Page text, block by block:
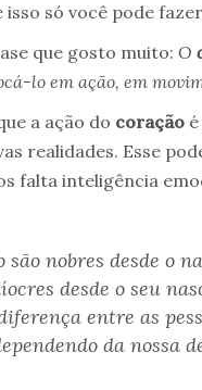
isso só você pode
que gosto muito: O
lo em ação, em
a ação do coração
realidades. Esse
falta inteligência
são nobres desde o
desde o seu
entre as
da nossa